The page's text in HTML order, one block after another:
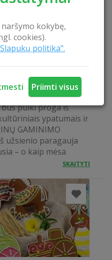
kokybę,
cookies).
politika".
Priimti visus
kad keptas
šiupiniai -
besidomintiems
puiki proga iš
ypatumais ir
GAMINIMO
užsienio paragauja
– o kaip mėsa
SKAITYTI